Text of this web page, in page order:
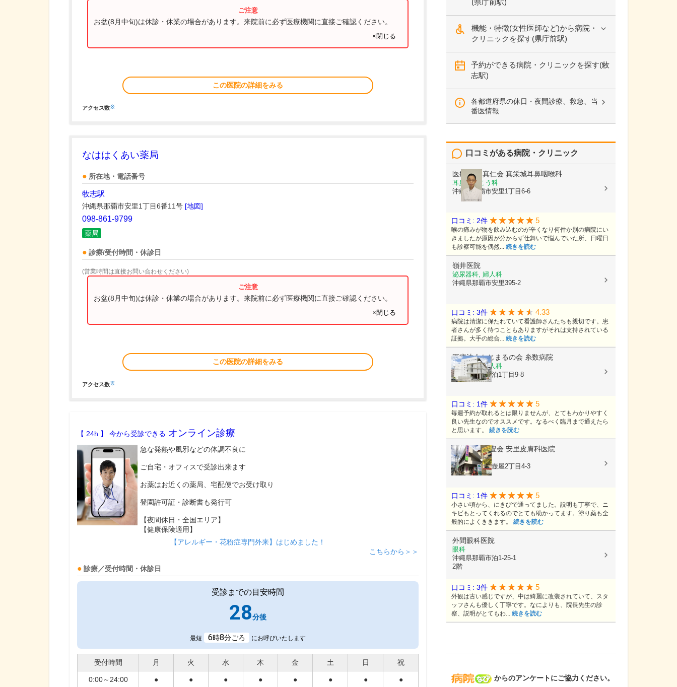
お盆(8月中旬)は休診・休業の場合があります。来院前に必ず医療機関に直接ご確認ください。
×閉じる
この医院の詳細をみる
アクセス数※
なははくあい薬局
所在地・電話番号
牧志駅
沖縄県那覇市安里1丁目6番11号 [地図]
098-861-9799
薬局
診療/受付時間・休診日
(営業時間は直接お問い合わせください)
お盆(8月中旬)は休診・休業の場合があります。来院前に必ず医療機関に直接ご確認ください。
×閉じる
この医院の詳細をみる
アクセス数※
【 24h 】 今から受診できる オンライン診療
急な発熱や風邪などの体調不良に
ご自宅・オフィスで受診出来ます
お薬はお近くの薬局、宅配便でお受け取り
登園許可証・診断書も発行可
【夜間休日・全国エリア】
【健康保険適用】
【アレルギー・花粉症専門外来】はじめました！
こちらから＞＞
診療／受付時間・休診日
受診までの目安時間
28分後
最短 6時8分ごろ にお呼びいたします
受付時間 月 火 水 木 金 土 日 祝
0:00～24:00 ● ● ● ● ● ● ● ●
(県庁前駅)
機能・特徴(女性医師など)から病院・
クリニックを探す(県庁前駅)
予約ができる病院・クリニックを探す(牧
志駅)
各都道府県の休日・夜間診療、救急、当
番医情報
病院なび
からのアンケートにご協力ください。
口コミがある病院・クリニック
医療法人 真仁会 真栄城耳鼻咽喉科
耳鼻いんこう科
沖縄県那覇市安里1丁目6-6
口コミ: 2件 5
喉の痛みが物を飲み込むのが辛くなり何件か別の病院にい
きましたが原因が分からず仕舞いで悩んでいた所、日曜日
も診察可能を偶然... 続きを読む
嶺井医院
泌尿器科, 婦人科
沖縄県那覇市安里395-2
口コミ: 3件 4.33
病院は清潔に保たれていて看護師さんたちも親切です。患
者さんが多く待つこともありますがそれは支持されている
証拠。大手の総合... 続きを読む
医療法人かじまるの会 糸数病院
小児科, 産婦人科
沖縄県那覇市泊1丁目9-8
口コミ: 1件 5
毎週予約が取れるとは限りませんが、とてもわかりやすく
良い先生なのでオススメです。なるべく臨月まで通えたら
と思います。 続きを読む
医療法人 学豊会 安里皮膚科医院
皮膚科
沖縄県那覇市壺屋2丁目4-3
口コミ: 1件 5
小さい頃から、にきびで通ってました。説明も丁寧で、ニ
キビもとってくれるのでとても助かってます。塗り薬も全
般的によくききます。 続きを読む
外間眼科医院
眼科
沖縄県那覇市泊1-25-1
2階
口コミ: 3件 5
外観は古い感じですが、中は綺麗に改装されていて、スタ
ッフさんも優しく丁寧です。なによりも、院長先生の診
察、説明がとてもわ... 続きを読む